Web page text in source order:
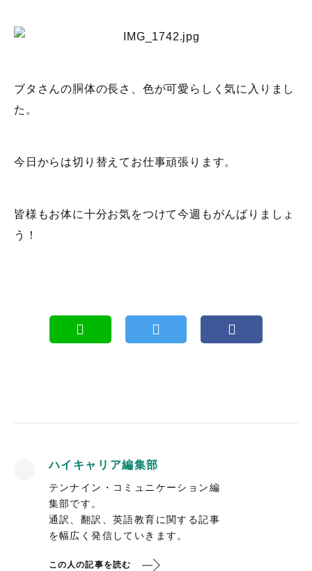
ブタさんの胴体の長さ、色が可愛らしく気に入りまし
た。
今日からは切り替えてお仕事頑張ります。
皆様もお体に十分お気をつけて今週もがんばりましょ
う！
ハイキャリア編集部
テンナイン・コミュニケーション編
集部です。
通訳、翻訳、英語教育に関する記事
を幅広く発信していきます。
この人の記事を読む